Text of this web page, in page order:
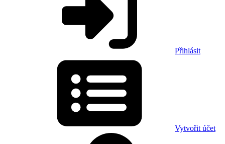
Přihlásit
Vytvořit účet